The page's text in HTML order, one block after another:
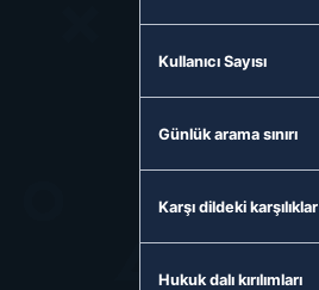
Kullanıcı Sayısı
Günlük arama sınırı
Karşı dildeki karşılıklar
Hukuk dalı kırılımları